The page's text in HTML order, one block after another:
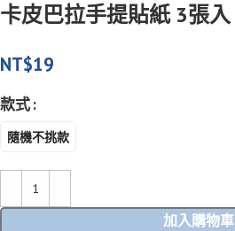
卡皮巴拉手提貼紙 3張入
NT$19
款式
隨機不挑款
加入購物車